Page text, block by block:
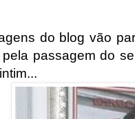
do blog vão
pela passagem do